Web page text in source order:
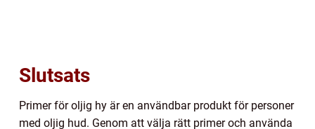
Slutsats
Primer för oljig hy är en användbar produkt för personer
med oljig hud. Genom att välja rätt primer och använda